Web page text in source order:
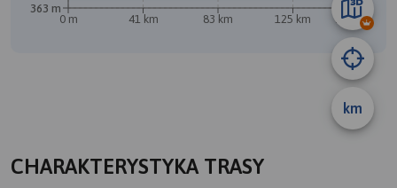
km
0 m 41 km 83 km 125 km 167 km
363 m
CHARAKTERYSTYKA TRASY